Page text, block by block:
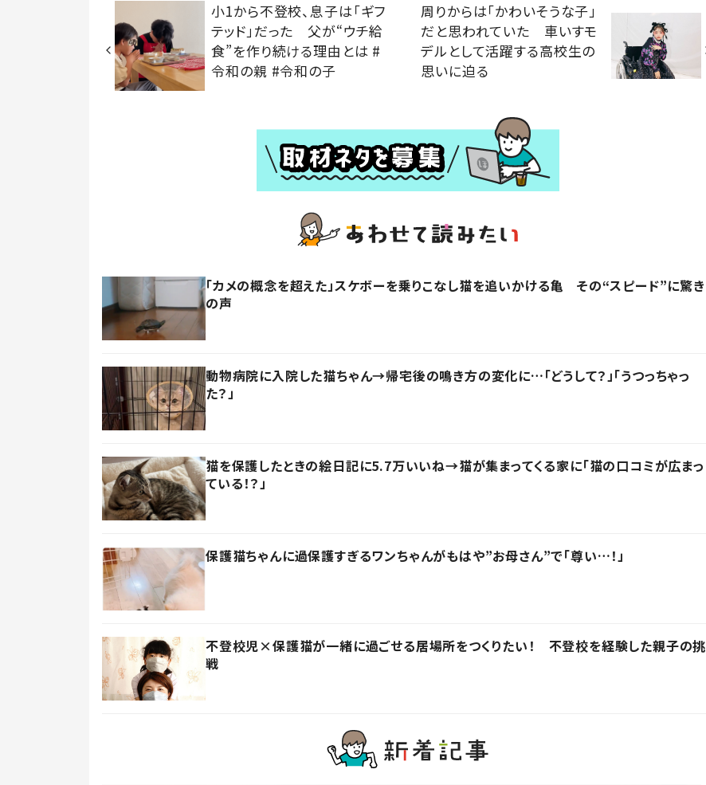
小1から不登校、息子は「ギフ
テッド」だった 父が“ウチ給
食”を作り続ける理由とは #
令和の親 #令和の子
周りからは「かわいそうな子」
だと思われていた 車いすモ
デルとして活躍する高校生の
思いに迫る
「カメの概念を超えた」スケボーを乗りこなし猫を追いかける亀 その“スピード”に驚き
の声
動物病院に入院した猫ちゃん→帰宅後の鳴き方の変化に…「どうして？」「うつっちゃっ
た？」
猫を保護したときの絵日記に5.7万いいね→猫が集まってくる家に「猫の口コミが広まっ
ている！？」
保護猫ちゃんに過保護すぎるワンちゃんがもはや”お母さん”で「尊い…！」
不登校児×保護猫が一緒に過ごせる居場所をつくりたい！ 不登校を経験した親子の挑
戦